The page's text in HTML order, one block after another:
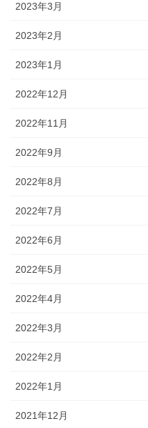
2023年3月
2023年2月
2023年1月
2022年12月
2022年11月
2022年9月
2022年8月
2022年7月
2022年6月
2022年5月
2022年4月
2022年3月
2022年2月
2022年1月
2021年12月